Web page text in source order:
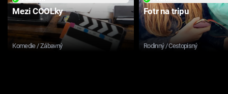
Mezi COOLky
Komedie / Zábavný
Fotr na tripu
Rodinný / Cestopisný